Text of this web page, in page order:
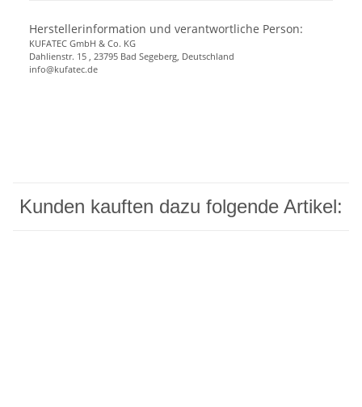
Herstellerinformation und verantwortliche Person:
KUFATEC GmbH & Co. KG
Dahlienstr. 15 , 23795 Bad Segeberg, Deutschland
info@kufatec.de
Kunden kauften dazu folgende Artikel: